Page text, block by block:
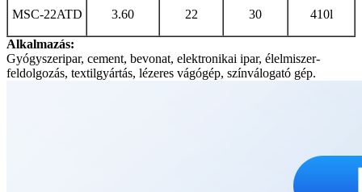
MSC-22ATD 3.60 22 30 410l
Alkalmazás:
Gyógyszeripar, cement, bevonat, elektronikai ipar, élelmiszer-
feldolgozás, textilgyártás, lézeres vágógép, színválogató gép.